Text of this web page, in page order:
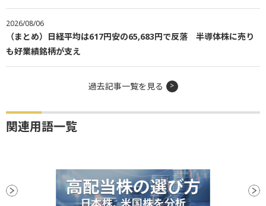
2026/08/06
（まとめ）日経平均は617円安の65,683円で反落 半導体株に売り
も好業績銘柄が支え
過去記事一覧を見る
関連用語一覧